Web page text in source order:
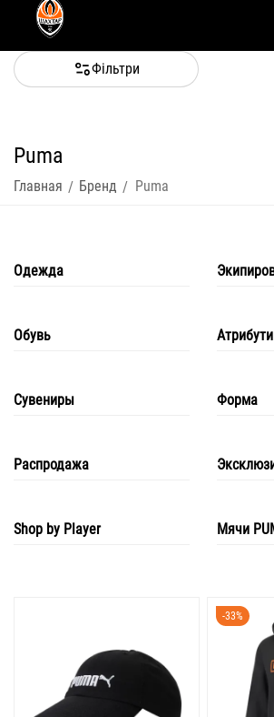
Фільтри
Puma
Главная / Бренд / Puma
Одежда
Обувь
Сувениры Форма
Распродажа
Shop by Player Мячи
-33%